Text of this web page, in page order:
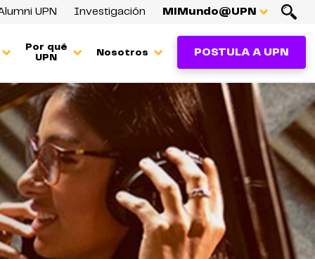
UPN Investigación MiMundo@UPN
Por qué
UPN
Nosotros POSTULA A UPN